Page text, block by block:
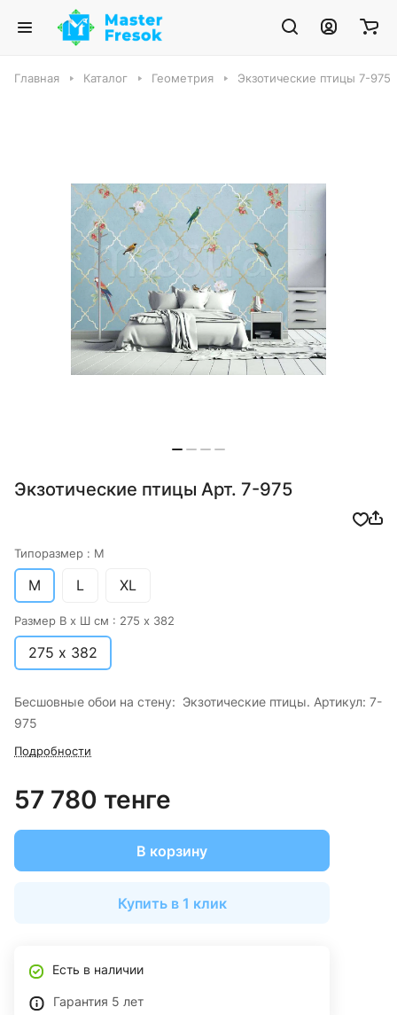
Главная Каталог Геометрия Экзотические птицы 7-975
Экзотические птицы Арт. 7-975
Типоразмер : M
M L XL
Размер В х Ш см : 275 х 382
275 х 382
Бесшовные обои на стену: Экзотические птицы. Артикул: 7-
975
Подробности
57 780 тенге
В корзину
Купить в 1 клик
Есть в наличии
Гарантия 5 лет